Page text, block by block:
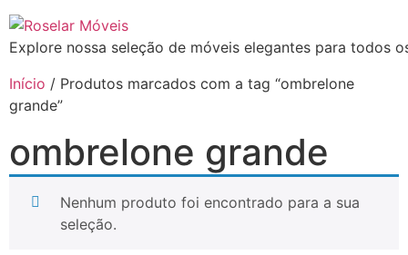
Explore nossa seleção de móveis elegantes para todos
Início / Produtos marcados com a tag “ombrelone
grande”
ombrelone grande
Nenhum produto foi encontrado para a sua
seleção.